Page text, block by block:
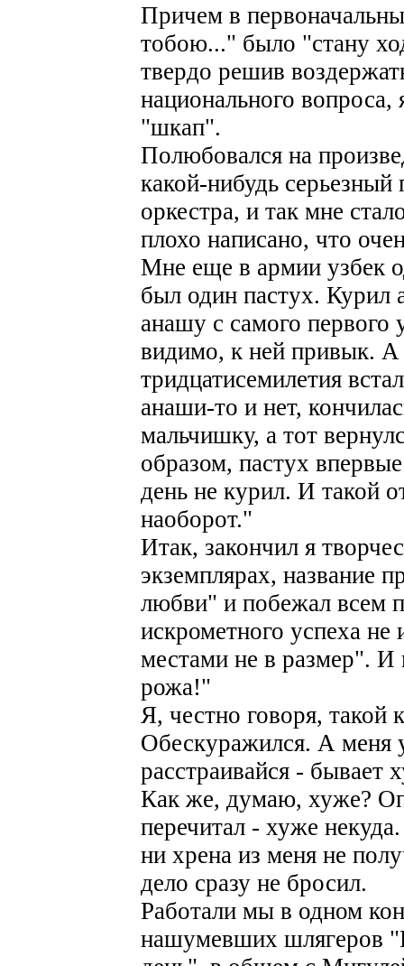
Причем в
тобою..." было "стану
твердо решив
национального вопроса,
"шкап".
Полюбовался на
какой-нибудь
оркестра, и так мне
плохо написано, что
Мне еще в армии узбек
был один пастух. Курил
анашу с самого первого
видимо, к ней привык. А
тридцатисемилетия
анаши-то и нет,
мальчишку, а тот
образом, пастух
день не курил. И такой
наоборот."
Итак, закончил я
экземплярах, название
любви" и побежал всем
искрометного успеха
местами не в размер". И
рожа!"
Я, честно говоря, такой
Обескуражился. А
расстраивайся - бывает
Как же, думаю, хуже?
перечитал - хуже
ни хрена из меня не
дело сразу не бросил.
Работали мы в одном
нашумевших шлягеров